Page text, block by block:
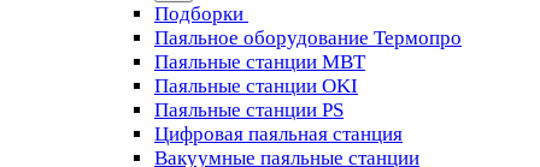
Подборки
Паяльное оборудование Термопро
Паяльные станции MBT
Паяльные станции OKI
Паяльные станции PS
Цифровая паяльная станция
Вакуумные паяльные станции